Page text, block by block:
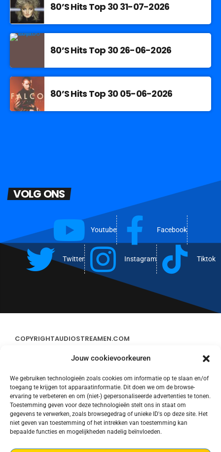
Jouw cookievoorkeuren
We gebruiken technologieën zoals cookies om informatie op te slaan en/of
toegang te krijgen tot apparaatinformatie. Dit doen we om de browse-
ervaring te verbeteren en om (niet-) gepersonaliseerde advertenties te tonen.
Toestemming geven voor deze technologieën stelt ons in staat om
gegevens te verwerken, zoals browsegedrag of unieke ID's op deze site. Het
niet geven van toestemming of het intrekken van toestemming kan
bepaalde functies en mogelijkheden nadelig beïnvloeden.
80’S Hits Top 30 31-07-2026
80’S Hits Top 30 26-06-2026
80’S Hits Top 30 05-06-2026
VOLG ONS
Youtube Facebook
Twitter Instagram Tiktok
COPYRIGHTAUDIOSTREAMEN.COM
CONTACT
STREAMS